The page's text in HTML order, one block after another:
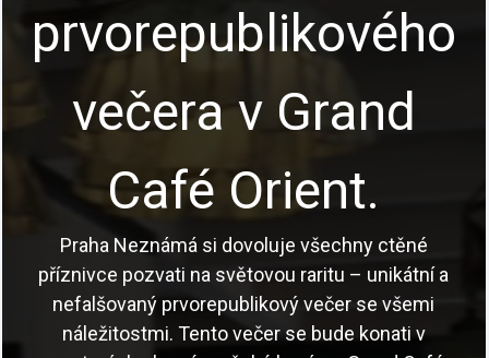
prvorepublikového
večera v Grand
Café Orient.
Praha Neznámá si dovoluje všechny ctěné
příznivce pozvati na světovou raritu – unikátní a
nefalšovaný prvorepublikový večer se všemi
náležitostmi. Tento večer se bude konati v